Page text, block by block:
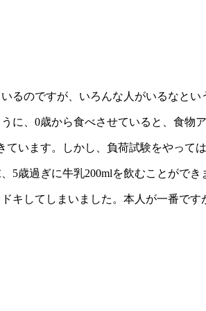
るのですが、いろんな人がいるなとい
、0歳から食べさせていると、食物
います。しかし、負荷試験をやって
歳過ぎに牛乳200mlを飲むことができ
してしまいました。本人が一番です